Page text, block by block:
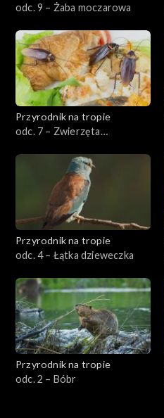
odc. 9 – Żaba moczarowa
Przyrodnik na tropie
odc. 7 – Zwierzęta
Przyrodnik na tropie
odc. 4 – Łątka dzieweczka
Przyrodnik na tropie
odc. 2 – Bóbr